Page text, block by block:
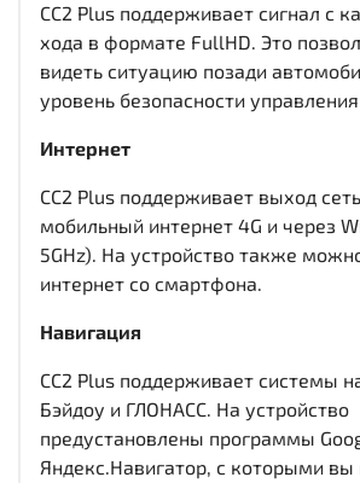
CC2 Plus поддерживает сигнал с
хода в формате FullHD. Это
видеть ситуацию позади
уровень безопасности
Интернет
CC2 Plus поддерживает выход
мобильный интернет 4G и через
5GHz). На устройство также
интернет со смартфона.
Навигация
CC2 Plus поддерживает системы
Бэйдоу и ГЛОНАСС. На устройство
предустановлены программы
Яндекс.Навигатор, с которыми вы